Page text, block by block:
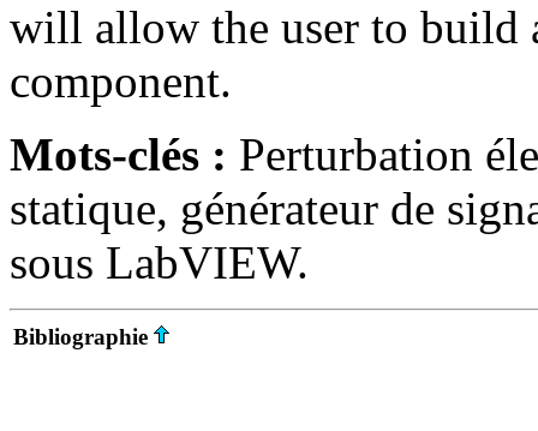
will allow the user to build
component.
Mots-clés : Perturbation
statique, générateur de
sous LabVIEW.
Bibliographie